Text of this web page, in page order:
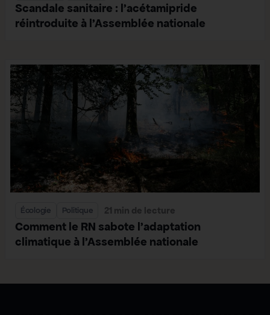
Scandale sanitaire : l’acétamipride
réintroduite à l’Assemblée nationale
Écologie Politique 21 min de lecture
Comment le RN sabote l’adaptation
climatique à l’Assemblée nationale